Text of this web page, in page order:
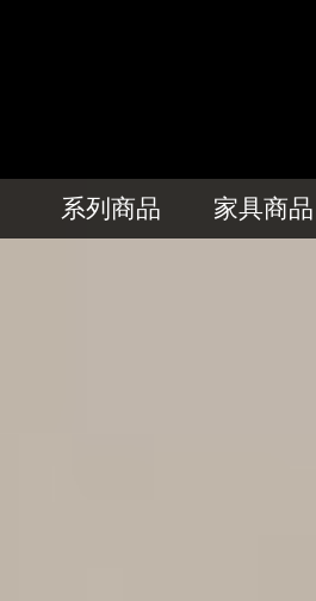
系列商品 家具商品